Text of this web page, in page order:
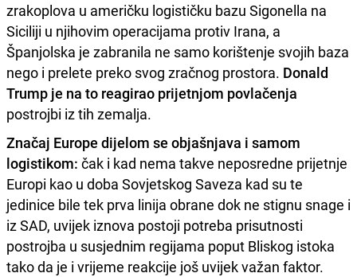
zrakoplova u američku logističku bazu Sigonella na
Siciliji u njihovim operacijama protiv Irana, a
Španjolska je zabranila ne samo korištenje svojih baza
nego i prelete preko svog zračnog prostora. Donald
Trump je na to reagirao prijetnjom povlačenja
postrojbi iz tih zemalja.
Značaj Europe dijelom se objašnjava i samom
logistikom: čak i kad nema takve neposredne prijetnje
Europi kao u doba Sovjetskog Saveza kad su te
jedinice bile tek prva linija obrane dok ne stignu snage i
iz SAD, uvijek iznova postoji potreba prisutnosti
postrojba u susjednim regijama poput Bliskog istoka
tako da je i vrijeme reakcije još uvijek važan faktor.